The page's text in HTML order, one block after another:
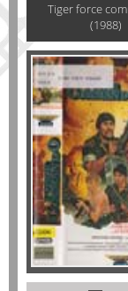
Tiger force
(1988)